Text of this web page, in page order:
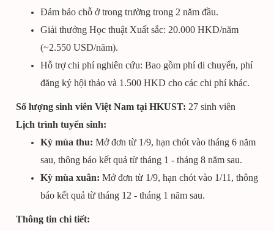
Đảm bảo chỗ ở trong trường trong 2 năm đầu.
Giải thưởng Học thuật Xuất sắc: 20.000 HKD/năm
(~2.550 USD/năm).
Hỗ trợ chi phí nghiên cứu: Bao gồm phí di chuyển, phí
đăng ký hội thảo và 1.500 HKD cho các chi phí khác.
Số lượng sinh viên Việt Nam tại HKUST: 27 sinh viên
Lịch trình tuyển sinh:
Kỳ mùa thu: Mở đơn từ 1/9, hạn chót vào tháng 6 năm
sau, thông báo kết quả từ tháng 1 - tháng 8 năm sau.
Kỳ mùa xuân: Mở đơn từ 1/9, hạn chót vào 1/11, thông
báo kết quả từ tháng 12 - tháng 1 năm sau.
Thông tin chi tiết: